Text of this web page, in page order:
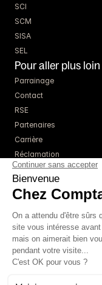
SCI
SCM
SISA
SEL
Pour aller plus loin
Parrainage
Contact
RSE
Partenaires
Carrière
Réclamation
Ressources
Blog
Guides
Webinaires
Simulateurs
À propos
Tarifs